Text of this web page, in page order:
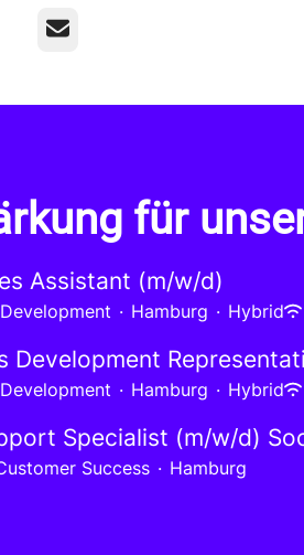
E-Mail
für
Assistant (m/w/d)
· Hamburg · Hybrid
Development
· Hamburg · Hybrid
Specialist (m/w/d)
Success · Hamburg